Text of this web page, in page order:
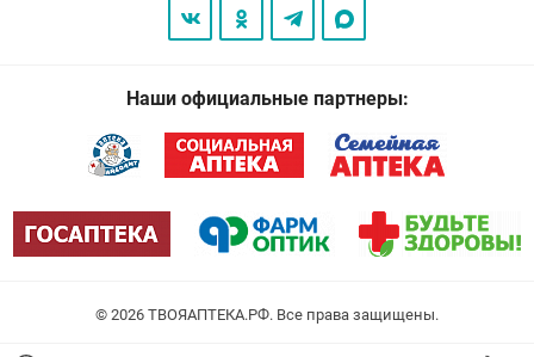
Наши официальные партнеры:
© 2026 . Все права защищены.